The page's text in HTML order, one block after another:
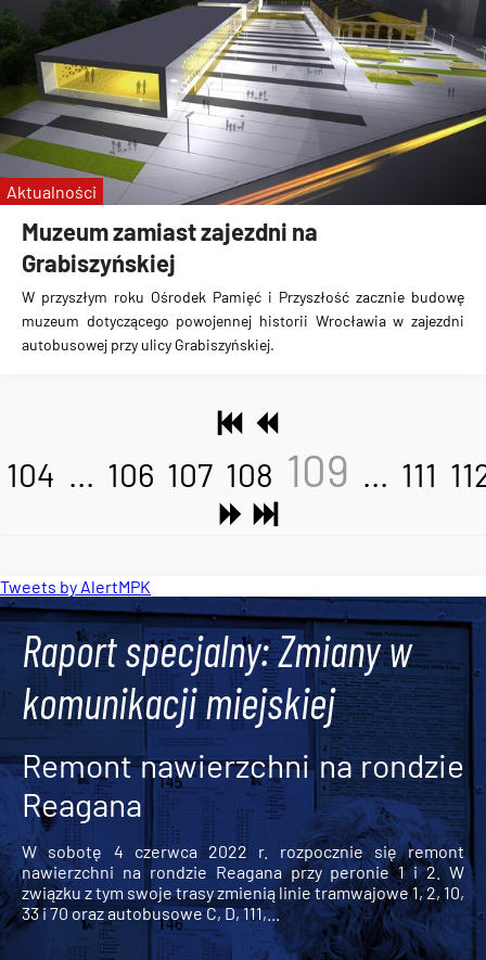
Muzeum zamiast zajezdni na
Grabiszyńskiej
W przyszłym roku Ośrodek Pamięć i Przyszłość zacznie budowę
muzeum dotyczącego powojennej historii Wrocławia w zajezdni
autobusowej przy ulicy Grabiszyńskiej.
Aktualności
104 ... 106 107 108 109 ... 111
Tweets by AlertMPK
Raport specjalny: Zmiany w
komunikacji miejskiej
Remont nawierzchni na rondzie
Reagana
W sobotę 4 czerwca 2022 r. rozpocznie się remont
nawierzchni na rondzie Reagana przy peronie 1 i 2. W
związku z tym swoje trasy zmienią linie tramwajowe 1, 2, 10,
33 i 70 oraz autobusowe C, D, 111,...